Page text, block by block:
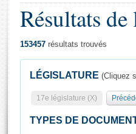
Présidence
Séance publique
Général
Rôle et pouvoirs de
Visiter l'Assemblée
Résultats de
153457 résultats trouvés
LÉGISLATURE (Cliquez
17e législature (X)
TYPES DE